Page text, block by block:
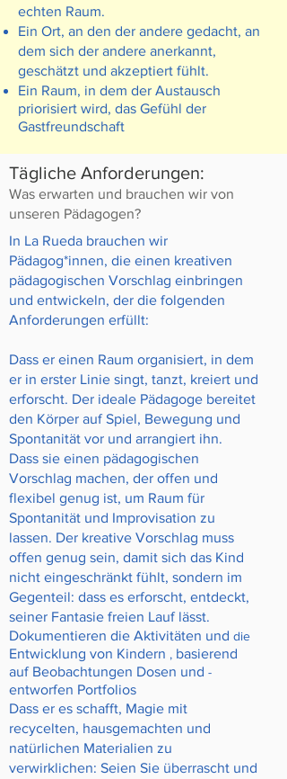
echten Raum.
Ein Ort, an den der andere gedacht, an
dem sich der andere anerkannt,
geschätzt und akzeptiert fühlt.
Ein Raum, in dem der Austausch
priorisiert wird, das Gefühl der
Gastfreundschaft
Tägliche Anforderungen:
Was erwarten und brauchen wir von
unseren Pädagogen?
In La Rueda brauchen wir
Pädagog*innen, die einen kreativen
pädagogischen Vorschlag einbringen
und entwickeln, der die folgenden
Anforderungen erfüllt:
Dass er einen Raum organisiert, in dem
er in erster Linie singt, tanzt, kreiert und
erforscht. Der ideale Pädagoge bereitet
den Körper auf Spiel, Bewegung und
Spontanität vor und arrangiert ihn.
Dass sie einen pädagogischen
Vorschlag machen, der offen und
flexibel genug ist, um Raum für
Spontanität und Improvisation zu
lassen. Der kreative Vorschlag muss
offen genug sein, damit sich das Kind
nicht eingeschränkt fühlt, sondern im
Gegenteil: dass es erforscht, entdeckt,
seiner Fantasie freien Lauf lässt.
Dokumentieren die Aktivitäten und die
Entwicklung von Kindern , basierend
auf Beobachtungen Dosen und -
entworfen Portfolios
Dass er es schafft, Magie mit
recycelten, hausgemachten und
natürlichen Materialien zu
verwirklichen: Seien Sie überrascht und